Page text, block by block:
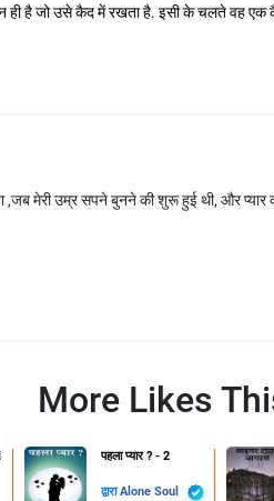
ही है जो उसे कैद में रखता है. इसी के चलते वह
,जब मेरी उम्र सपने बुनने की शुरू हुई थी, और प्यार
More Likes
पहला प्यार ? - 2
द्वाराAlone Soul